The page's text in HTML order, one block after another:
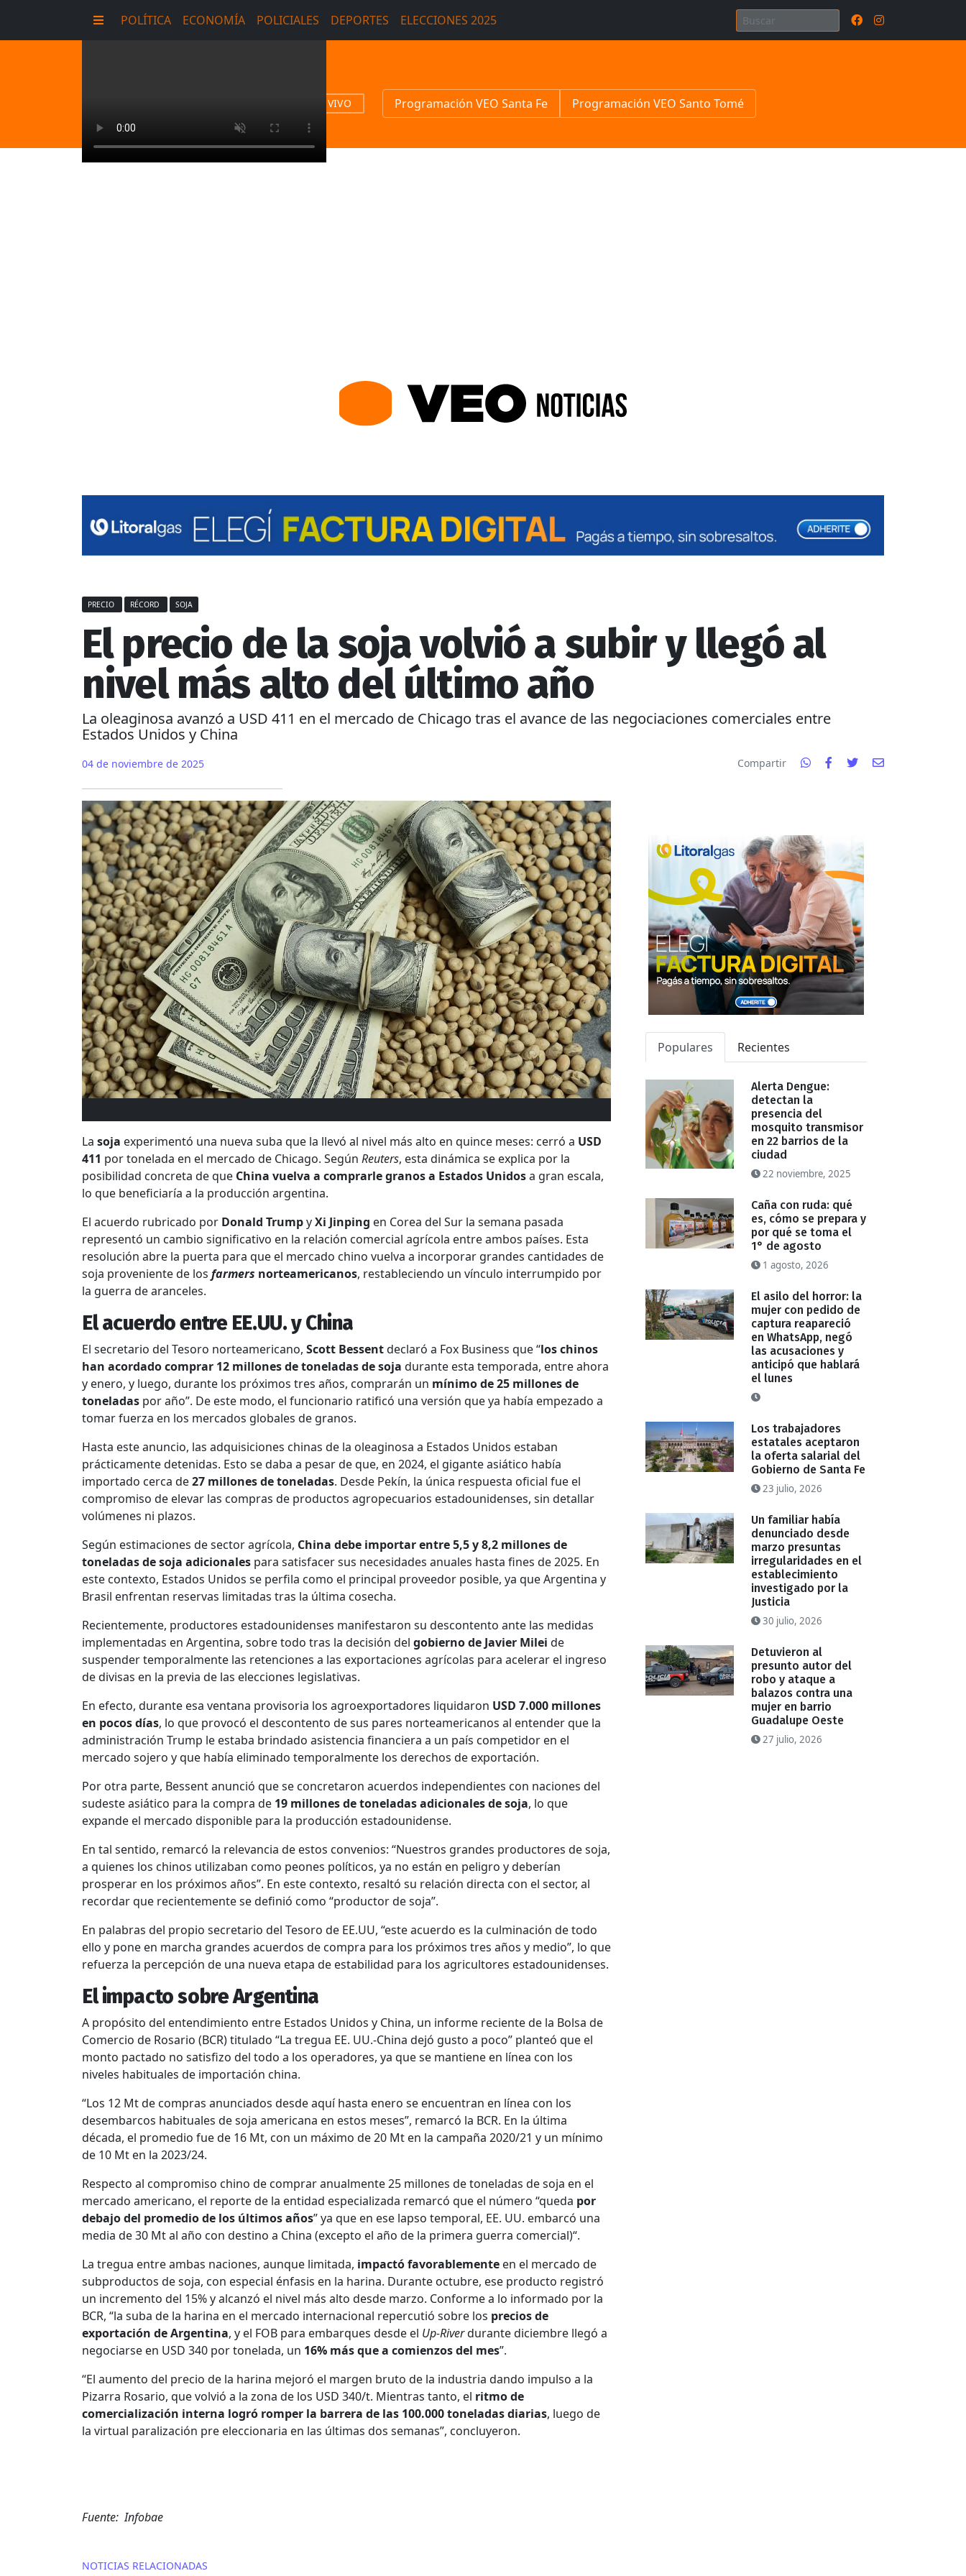
POLÍTICA ECONOMÍA POLICIALES DEPORTES ELECCIONES 2025
EN VIVO Programación VEO Santa Fe Programación VEO Santo Tomé
PRECIO RÉCORD SOJA
El precio de la soja volvió a subir y llegó al
nivel más alto del último año
La oleaginosa avanzó a USD 411 en el mercado de Chicago tras el avance de las negociaciones comerciales entre
Estados Unidos y China
04 de noviembre de 2025 Compartir
La soja experimentó una nueva suba que la llevó al nivel más alto en quince meses: cerró a USD
411 por tonelada en el mercado de Chicago. Según Reuters, esta dinámica se explica por la
posibilidad concreta de que China vuelva a comprarle granos a Estados Unidosa gran escala,
lo que beneficiaría a la producción argentina.
El acuerdo rubricado por Donald TrumpyXi Jinping en Corea del Sur la semana pasada
representó un cambio significativo en la relación comercial agrícola entre ambos países. Esta
resolución abre la puerta para que el mercado chino vuelva a incorporar grandes cantidades de
soja proveniente de los farmers norteamericanos, restableciendo un vínculo interrumpido por
la guerra de aranceles.
El acuerdo entre EE.UU. y China
El secretario del Tesoro norteamericano, Scott Bessentdeclaró a Fox Business que “los chinos
han acordado comprar 12 millones de toneladas de soja durante esta temporada, entre ahora
y enero, y luego, durante los próximos tres años, comprarán un mínimo de 25 millones de
toneladas por año”. De este modo, el funcionario ratificó una versión que ya había empezado a
tomar fuerza en los mercados globales de granos.
Hasta este anuncio, las adquisiciones chinas de la oleaginosa a Estados Unidos estaban
prácticamente detenidas. Esto se daba a pesar de que, en 2024, el gigante asiático había
importado cerca de27 millones de toneladas. Desde Pekín, la única respuesta oficial fue el
compromiso de elevar las compras de productos agropecuarios estadounidenses, sin detallar
volúmenes ni plazos.
Según estimaciones de sector agrícola, China debe importar entre 5,5 y 8,2 millones de
toneladas de soja adicionales para satisfacer sus necesidades anuales hasta fines de 2025. En
este contexto, Estados Unidos se perfila como el principal proveedor posible, ya que Argentina y
Brasil enfrentan reservas limitadas tras la última cosecha.
Recientemente, productores estadounidenses manifestaron su descontento ante las medidas
implementadas en Argentina, sobre todo tras la decisión del gobierno de Javier Milei de
suspender temporalmente las retenciones a las exportaciones agrícolas para acelerar el ingreso
de divisas en la previa de las elecciones legislativas.
En efecto, durante esa ventana provisoria los agroexportadores liquidaron USD 7.000 millones
en pocos días, lo que provocó el descontento de sus pares norteamericanos al entender que la
administración Trump le estaba brindado asistencia financiera a un país competidor en el
mercado sojero y que había eliminado temporalmente los derechos de exportación.
Por otra parte, Bessent anunció que se concretaron acuerdos independientes con naciones del
sudeste asiático para la compra de 19 millones de toneladas adicionales de soja, lo que
expande el mercado disponible para la producción estadounidense.
En tal sentido, remarcó la relevancia de estos convenios: “Nuestros grandes productores de soja,
a quienes los chinos utilizaban como peones políticos, ya no están en peligro y deberían
prosperar en los próximos años”. En este contexto, resaltó su relación directa con el sector, al
recordar que recientemente se definió como “productor de soja”.
En palabras del propio secretario del Tesoro de EE.UU, “este acuerdo es la culminación de todo
ello y pone en marcha grandes acuerdos de compra para los próximos tres años y medio”, lo que
refuerza la percepción de una nueva etapa de estabilidad para los agricultores estadounidenses.
El impacto sobre Argentina
A propósito del entendimiento entre Estados Unidos y China, un informe reciente de la Bolsa de
Comercio de Rosario (BCR) titulado “La tregua EE. UU.-China dejó gusto a poco” planteó que el
monto pactado no satisfizo del todo a los operadores, ya que se mantiene en línea con los
niveles habituales de importación china.
“Los 12 Mt de compras anunciados desde aquí hasta enero se encuentran en línea con los
desembarcos habituales de soja americana en estos meses”, remarcó la BCR. En la última
década, el promedio fue de 16 Mt, con un máximo de 20 Mt en la campaña 2020/21 y un mínimo
de 10 Mt en la 2023/24.
Respecto al compromiso chino de comprar anualmente 25 millones de toneladas de soja en el
mercado americano, el reporte de la entidad especializada remarcó que el número “queda por
debajo del promedio de los últimos años” ya que en ese lapso temporal, EE. UU. embarcó una
media de 30 Mt al año con destino a China (excepto el año de la primera guerra comercial)“.
La tregua entre ambas naciones, aunque limitada, impactó favorablemente en el mercado de
subproductos de soja, con especial énfasis en la harina. Durante octubre, ese producto registró
un incremento del 15% y alcanzó el nivel más alto desde marzo. Conforme a lo informado por la
BCR, “la suba de la harina en el mercado internacional repercutió sobre los precios de
exportación de Argentina, y el FOB para embarques desde el Up-Riverdurante diciembre llegó a
negociarse en USD 340 por tonelada, un 16% más que a comienzos del mes”.
“El aumento del precio de la harina mejoró el margen bruto de la industria dando impulso a la
Pizarra Rosario, que volvió a la zona de los USD 340/t. Mientras tanto, el ritmo de
comercialización interna logró romper la barrera de las 100.000 toneladas diarias, luego de
la virtual paralización pre eleccionaria en las últimas dos semanas”, concluyeron.
Fuente: Infobae
NOTICIAS RELACIONADAS
Populares Recientes
Alerta Dengue:
detectan la
presencia del
mosquito transmisor
en 22 barrios de la
ciudad
22 noviembre, 2025
Caña con ruda: qué
es, cómo se prepara y
por qué se toma el
1° de agosto
1 agosto, 2026
El asilo del horror: la
mujer con pedido de
captura reapareció
en WhatsApp, negó
las acusaciones y
anticipó que hablará
el lunes
Los trabajadores
estatales aceptaron
la oferta salarial del
Gobierno de Santa Fe
23 julio, 2026
Un familiar había
denunciado desde
marzo presuntas
irregularidades en el
establecimiento
investigado por la
Justicia
30 julio, 2026
Detuvieron al
presunto autor del
robo y ataque a
balazos contra una
mujer en barrio
Guadalupe Oeste
27 julio, 2026